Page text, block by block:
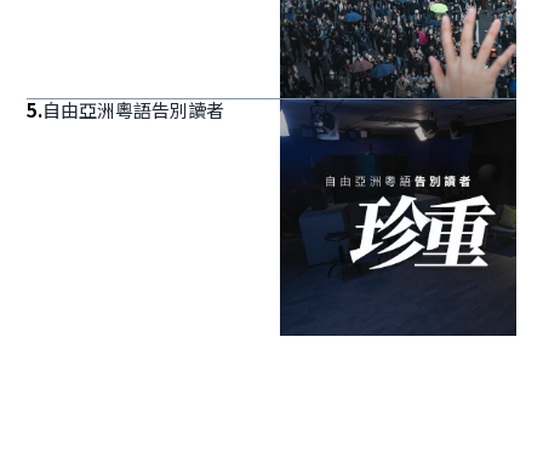
5.自由亞洲粵語告別讀者